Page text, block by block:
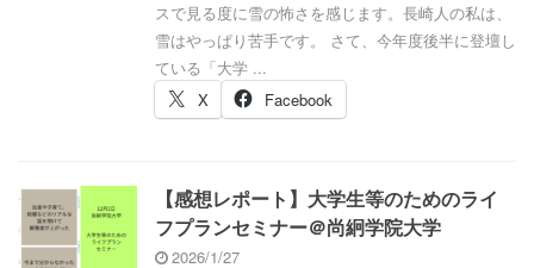
スで見る度に雪の怖さを感じます。長崎人の私は、
雪はやっぱり苦手です。 さて、今年度後半に登壇し
ている「大学 ...
X
Facebook
【感想レポート】大学生等のためのライ
フプランセミナー＠尚絅学院大学
2026/1/27